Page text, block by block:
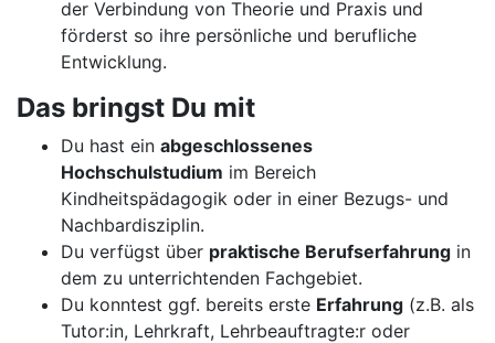
der Verbindung von Theorie und Praxis und
förderst so ihre persönliche und berufliche
Entwicklung.
Das bringst Du mit
Du hast ein abgeschlossenes
Hochschulstudium im Bereich
Kindheitspädagogik oder in einer Bezugs- und
Nachbardisziplin.
Du verfügst über praktische Berufserfahrung in
dem zu unterrichtenden Fachgebiet.
Du konntest ggf. bereits erste Erfahrung (z.B. als
Tutor:in, Lehrkraft, Lehrbeauftragte:r oder